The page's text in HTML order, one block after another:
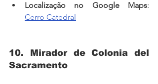
Localização no Google Maps
Cerro Catedral
10. Mirador de Colonia del
Sacramento